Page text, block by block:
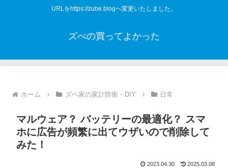
URLをhttps://zube.blogへ変更いたしました。
ズべの買ってよかった
ホーム ズベ家の家計防衛・DIY 日常
マルウェア？ バッテリーの最適化？ スマ
ホに広告が頻繁に出てウザいので削除して
みた！
2023.04.30 2025.03.08